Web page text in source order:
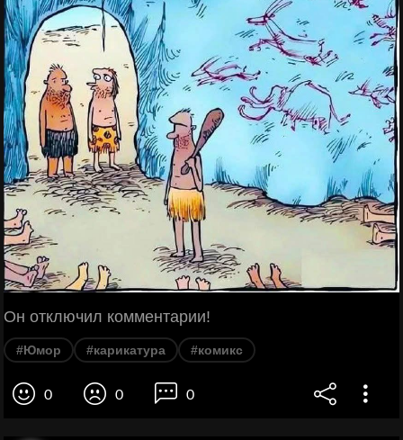
Он отключил комментарии!
#Юмор #карикатура #комикс
0 0 0